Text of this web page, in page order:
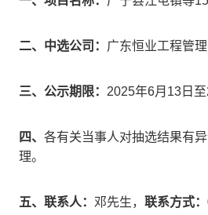
二、中选公司： 广东恒业工程管
三、公示期限： 2025年6月13日
四、 各有关当事人对抽选结果有
理。
五、联系人： 邓先生， 联系方式：